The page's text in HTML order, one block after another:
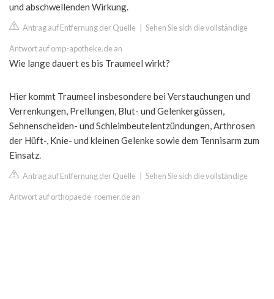
und abschwellenden Wirkung.
Antrag auf Entfernung der Quelle Sehen Sie sich die vollständige
Antwort auf omp-apotheke.de an
Wie lange dauert es bis Traumeel wirkt?
Hier kommt Traumeel insbesondere bei Verstauchungen und
Verrenkungen, Prellungen, Blut- und Gelenkergüssen,
Sehnenscheiden- und Schleimbeutelentzündungen, Arthrosen
der Hüft-, Knie- und kleinen Gelenke sowie dem Tennisarm zum
Einsatz.
Antrag auf Entfernung der Quelle Sehen Sie sich die vollständige
Antwort auf orthopaede-roemer.de an